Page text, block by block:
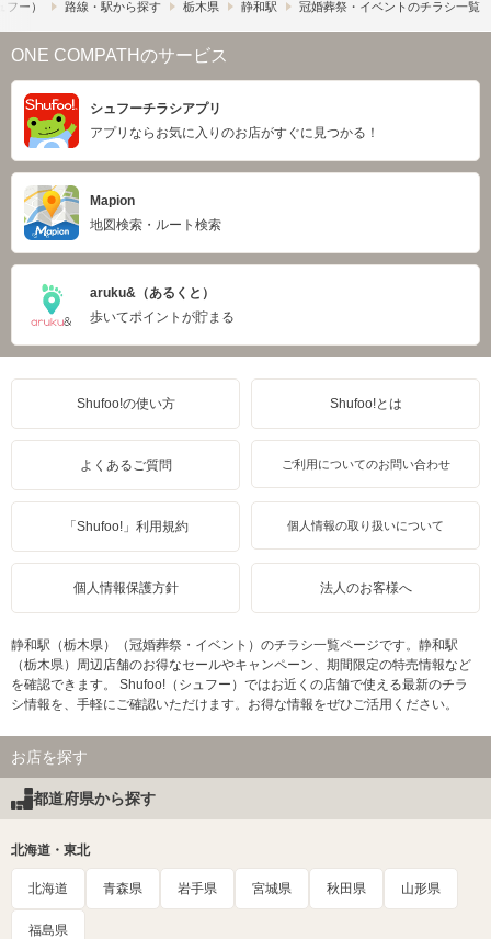
ー） 路線・駅から探す 栃木県 静和駅 冠婚葬祭・イベントのチラシ一覧
ONE COMPATHのサービス
シュフーチラシアプリ
アプリならお気に入りのお店がすぐに見つかる！
Mapion
地図検索・ルート検索
aruku&（あるくと）
歩いてポイントが貯まる
Shufoo!の使い方 Shufoo!とは
よくあるご質問 ご利用についてのお問い合わせ
「Shufoo!」利用規約 個人情報の取り扱いについて
個人情報保護方針 法人のお客様へ
静和駅（栃木県）（冠婚葬祭・イベント）のチラシ一覧ページです。静和駅
（栃木県）周辺店舗のお得なセールやキャンペーン、期間限定の特売情報など
を確認できます。 Shufoo!（シュフー）ではお近くの店舗で使える最新のチラ
シ情報を、手軽にご確認いただけます。お得な情報をぜひご活用ください。
お店を探す
都道府県から探す
北海道・東北
北海道 青森県 岩手県 宮城県 秋田県 山形県
福島県